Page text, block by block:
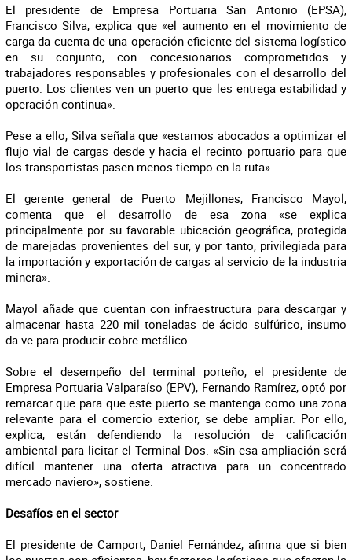
El presidente de Empresa Portuaria San Antonio (EPSA),
Francisco Silva, explica que «el aumento en el movimiento de
carga da cuenta de una operación eficiente del sistema logístico
en su conjunto, con concesionarios comprometidos y
trabajadores responsables y profesionales con el desarrollo del
puerto. Los clientes ven un puerto que les entrega estabilidad y
operación continua».
Pese a ello, Silva señala que «estamos abocados a optimizar el
flujo vial de cargas desde y hacia el recinto portuario para que
los transportistas pasen menos tiempo en la ruta».
El gerente general de Puerto Mejillones, Francisco Mayol,
comenta que el desarrollo de esa zona «se explica
principalmente por su favorable ubicación geográfica, protegida
de marejadas provenientes del sur, y por tanto, privilegiada para
la importación y exportación de cargas al servicio de la industria
minera».
Mayol añade que cuentan con infraestructura para descargar y
almacenar hasta 220 mil toneladas de ácido sulfúrico, insumo
da-ve para producir cobre metálico.
Sobre el desempeño del terminal porteño, el presidente de
Empresa Portuaria Valparaíso (EPV), Fernando Ramírez, optó por
remarcar que para que este puerto se mantenga como una zona
relevante para el comercio exterior, se debe ampliar. Por ello,
explica, están defendiendo la resolución de calificación
ambiental para licitar el Terminal Dos. «Sin esa ampliación será
difícil mantener una oferta atractiva para un concentrado
mercado naviero», sostiene.
Desafíos en el sector
El presidente de Camport, Daniel Fernández, afirma que si bien